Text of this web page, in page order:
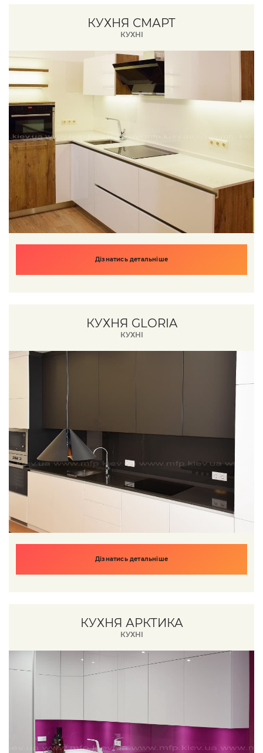
КУХНЯ СМАРТ
КУХНІ
Дізнатись детальніше
КУХНЯ GLORIA
КУХНІ
Дізнатись детальніше
КУХНЯ АРКТИКА
КУХНІ